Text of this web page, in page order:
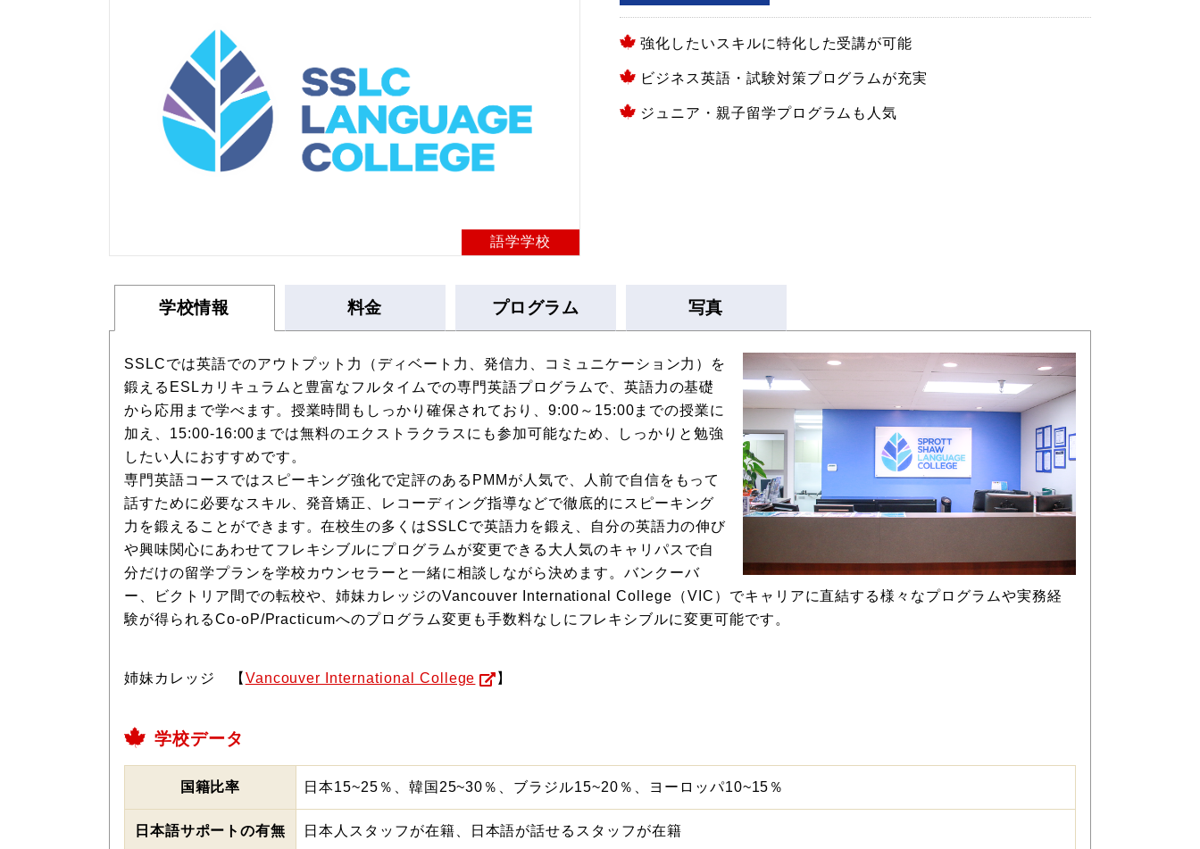
語学学校
強化したいスキルに特化した受講が可能
ビジネス英語・試験対策プログラムが充実
ジュニア・親子留学プログラムも人気
学校情報 料金 プログラム 写真
SSLCでは英語でのアウトプット力（ディベート力、発信力、コミュニケーション力）を
鍛えるESLカリキュラムと豊富なフルタイムでの専⾨英語プログラムで、英語力の基礎
から応用まで学べます。授業時間もしっかり確保されており、9:00～15:00までの授業に
加え、15:00-16:00までは無料のエクストラクラスにも参加可能なため、しっかりと勉強
したい人におすすめです。
専門英語コースではスピーキング強化で定評のあるPMMが人気で、人前で自信をもって
話すために必要なスキル、発音矯正、レコーディング指導などで徹底的にスピーキング
力を鍛えることができます。在校生の多くはSSLCで英語力を鍛え、自分の英語力の伸び
や興味関心にあわせてフレキシブルにプログラムが変更できる大人気のキャリパスで自
分だけの留学プランを学校カウンセラーと一緒に相談しながら決めます。バンクーバ
ー、ビクトリア間での転校や、姉妹カレッジのVancouver International College（VIC）でキャリアに直結する様々なプログラムや実務経
験が得られるCo-oP/Practicumへのプログラム変更も手数料なしにフレキシブルに変更可能です。
姉妹カレッジ 【 Vancouver International College 】
学校データ
国籍比率 日本15~25％、韓国25~30％、ブラジル15~20％、ヨーロッパ10~15％
日本語サポートの有無 日本人スタッフが在籍、日本語が話せるスタッフが在籍